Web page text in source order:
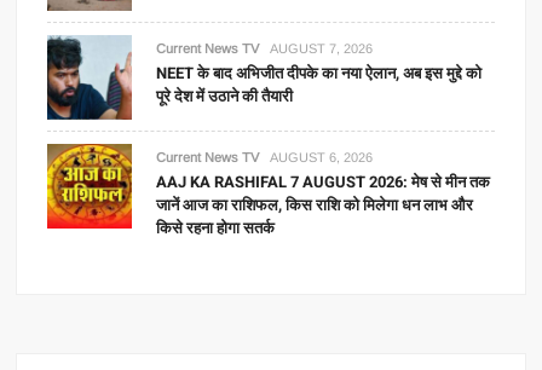
Current News TV AUGUST 7, 2026
NEET के बाद अभिजीत दीपके का नया ऐलान, अब इस मुद्दे को
पूरे देश में उठाने की तैयारी
Current News TV AUGUST 6, 2026
AAJ KA RASHIFAL 7 AUGUST 2026: मेष से मीन तक
जानें आज का राशिफल, किस राशि को मिलेगा धन लाभ और
किसे रहना होगा सतर्क